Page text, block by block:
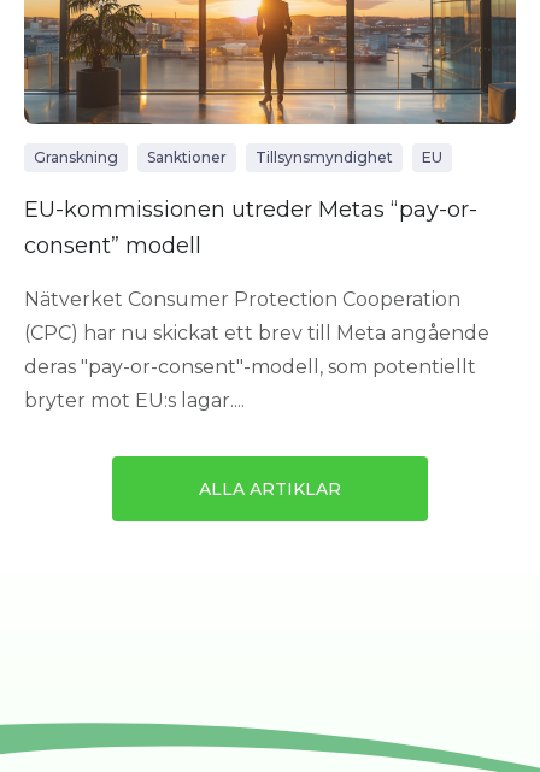
Granskning Sanktioner Tillsynsmyndighet EU
EU-kommissionen utreder Metas “pay-or-
consent” modell
Nätverket Consumer Protection Cooperation
(CPC) har nu skickat ett brev till Meta angående
deras "pay-or-consent"-modell, som potentiellt
bryter mot EU:s lagar....
ALLA ARTIKLAR